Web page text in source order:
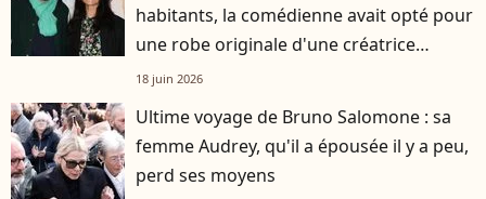
habitants, la comédienne avait opté pour
une robe originale d'une créatrice
française
18 juin 2026
Ultime voyage de Bruno Salomone : sa
femme Audrey, qu'il a épousée il y a peu,
perd ses moyens